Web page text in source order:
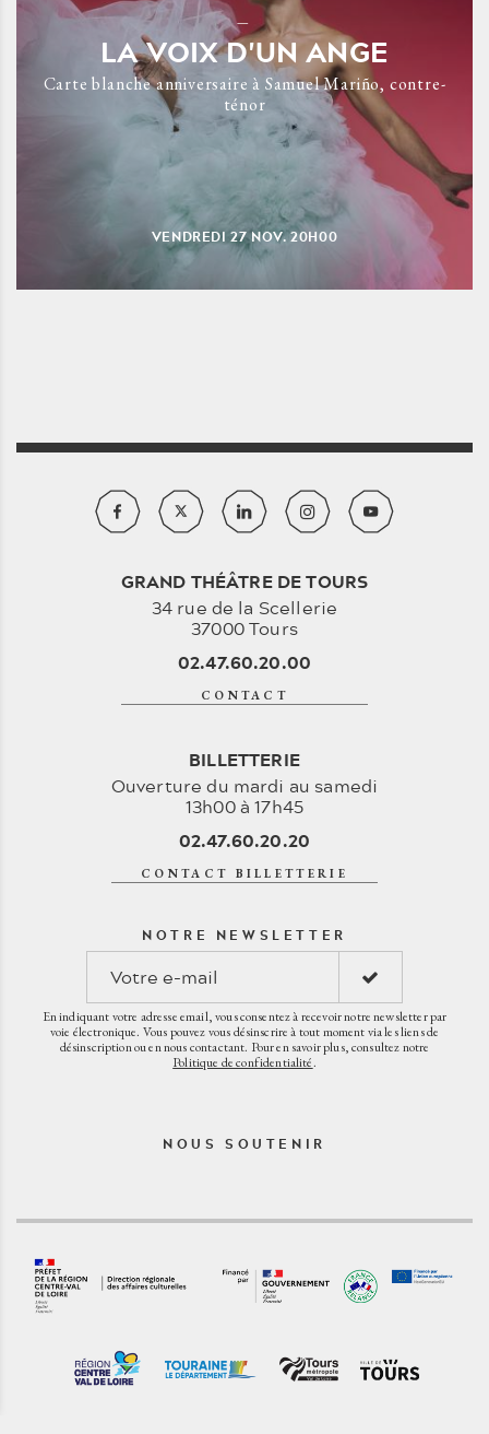
LA VOIX D'UN ANGE
Carte blanche anniversaire à Samuel Mariño, contre-
ténor
VENDREDI27NOV.20H00
GRAND THÉÂTRE DE TOURS
34 rue de la Scellerie
37000 Tours
02.47.60.20.00
CONTACT
BILLETTERIE
Ouverture du mardi au samedi
13h00 à 17h45
02.47.60.20.20
CONTACT BILLETTERIE
NOTRE NEWSLETTER
En indiquant votre adresse email, vous consentez à recevoir notre newsletter par
voie électronique. Vous pouvez vous désinscrire à tout moment via les liens de
désinscription ou en nous contactant. Pour en savoir plus, consultez notre
Politique de confidentialité.
NOUS SOUTENIR